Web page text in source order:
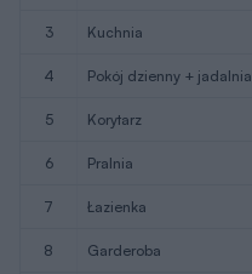
3 kuchnia
4 pokój dzienny + jadalnia
5 korytarz
6 pralnia
7 łazienka
8 garderoba